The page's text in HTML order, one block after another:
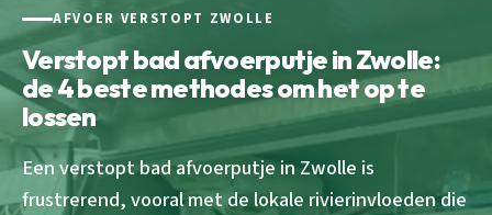
AFVOER VERSTOPT ZWOLLE
Verstopt bad afvoerputje in Zwolle:
de 4 beste methodes om het op te
lossen
Een verstopt bad afvoerputje in Zwolle is
frustrerend, vooral met de lokale rivierinvloeden die